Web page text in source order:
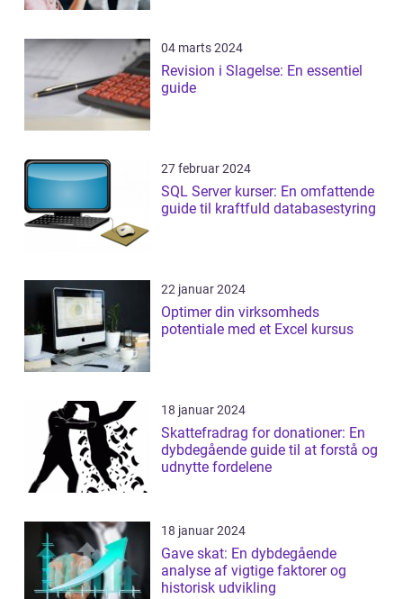
04 marts 2024
Revision i Slagelse: En essentiel
guide
27 februar 2024
SQL Server kurser: En omfattende
guide til kraftfuld databasestyring
22 januar 2024
Optimer din virksomheds
potentiale med et Excel kursus
18 januar 2024
Skattefradrag for donationer: En
dybdegående guide til at forstå og
udnytte fordelene
18 januar 2024
Gave skat: En dybdegående
analyse af vigtige faktorer og
historisk udvikling